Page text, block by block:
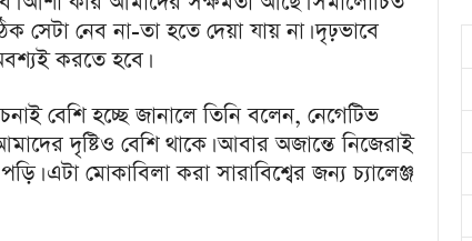
সেটা নেব না-তা হতে দেয়া যায় না। দৃঢ়ভাবে
করতে হবে।
বেশি হচ্ছে জানালে তিনি বলেন, নেগেটিভ
দৃষ্টিও বেশি থাকে। আবার অজান্তে নিজেরাই
এটা মোকাবিলা করা সারাবিশ্বের জন্য চ্যালেঞ্জ